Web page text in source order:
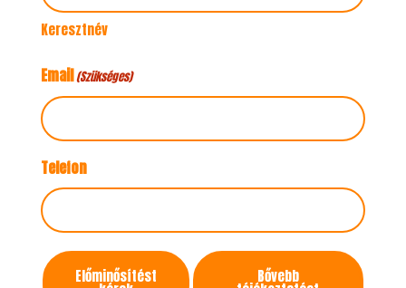
Keresztnév
Email(Szükséges)
Telefon
Kapcsolatfelvétel
célja
Előminősítést Bővebb